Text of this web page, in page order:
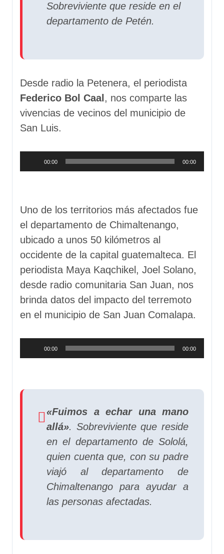
Sobreviviente que reside en el
departamento de Petén.
Desde radio la Petenera, el periodista
Federico Bol Caal , nos comparte las
vivencias de vecinos del municipio de
San Luis.
Reproductor
de
00:00 00:00
Uno de los territorios más afectados fue
el departamento de Chimaltenango,
ubicado a unos 50 kilómetros al
occidente de la capital guatemalteca. El
periodista Maya Kaqchikel, Joel Solano,
desde radio comunitaria San Juan, nos
brinda datos del impacto del terremoto
en el municipio de San Juan Comalapa.
Reproductor
de
00:00 00:00
«Fuimos a echar una mano
allá». Sobreviviente que reside
en el departamento de Sololá,
quien cuenta que, con su padre
viajó al departamento de
Chimaltenango para ayudar a
las personas afectadas.